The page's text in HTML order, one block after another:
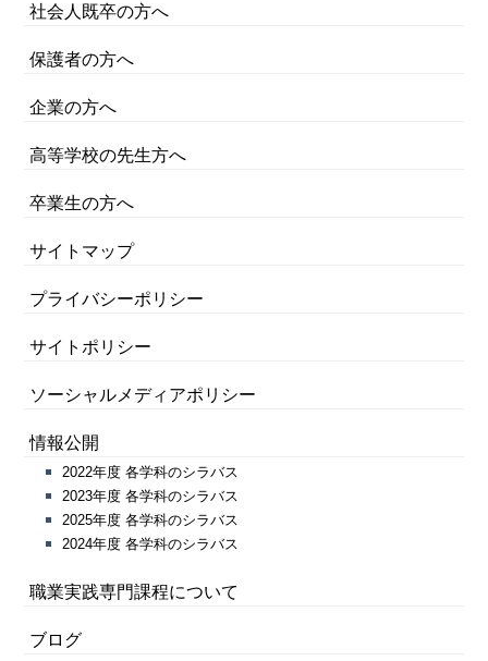
社会人既卒の方へ
保護者の方へ
企業の方へ
高等学校の先生方へ
卒業生の方へ
サイトマップ
プライバシーポリシー
サイトポリシー
ソーシャルメディアポリシー
情報公開
2022年度 各学科のシラバス
2023年度 各学科のシラバス
2025年度 各学科のシラバス
2024年度 各学科のシラバス
職業実践専門課程について
ブログ